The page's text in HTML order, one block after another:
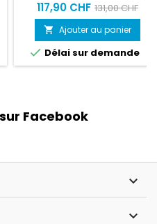
remplace la bulle d'origine /
17 cm plus haut que la bulle
d'origine.
117,90 CHF 131,00 CHF
 Ajouter au panier
 Délai sur demande
Facebook

